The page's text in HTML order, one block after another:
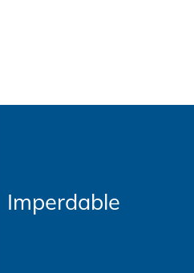
Imperdable